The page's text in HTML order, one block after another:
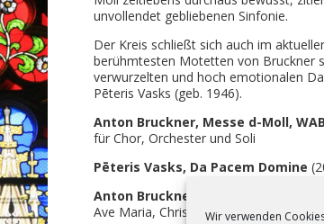
Wir verwenden
unvollendet gebliebenen Sinfonie.
Der Kreis schließt sich auch im
berühmtesten Motetten von Bruckner
verwurzelten und hoch emotionalen
Pēteris Vasks (geb. 1946).
Anton Bruckner, Messe d-Moll,
für Chor, Orchester und Soli
Pēteris Vasks, Da Pacem Domine
Anton Bruckner, Vier Mottetten
Ave Maria, Christus factus es, Locus